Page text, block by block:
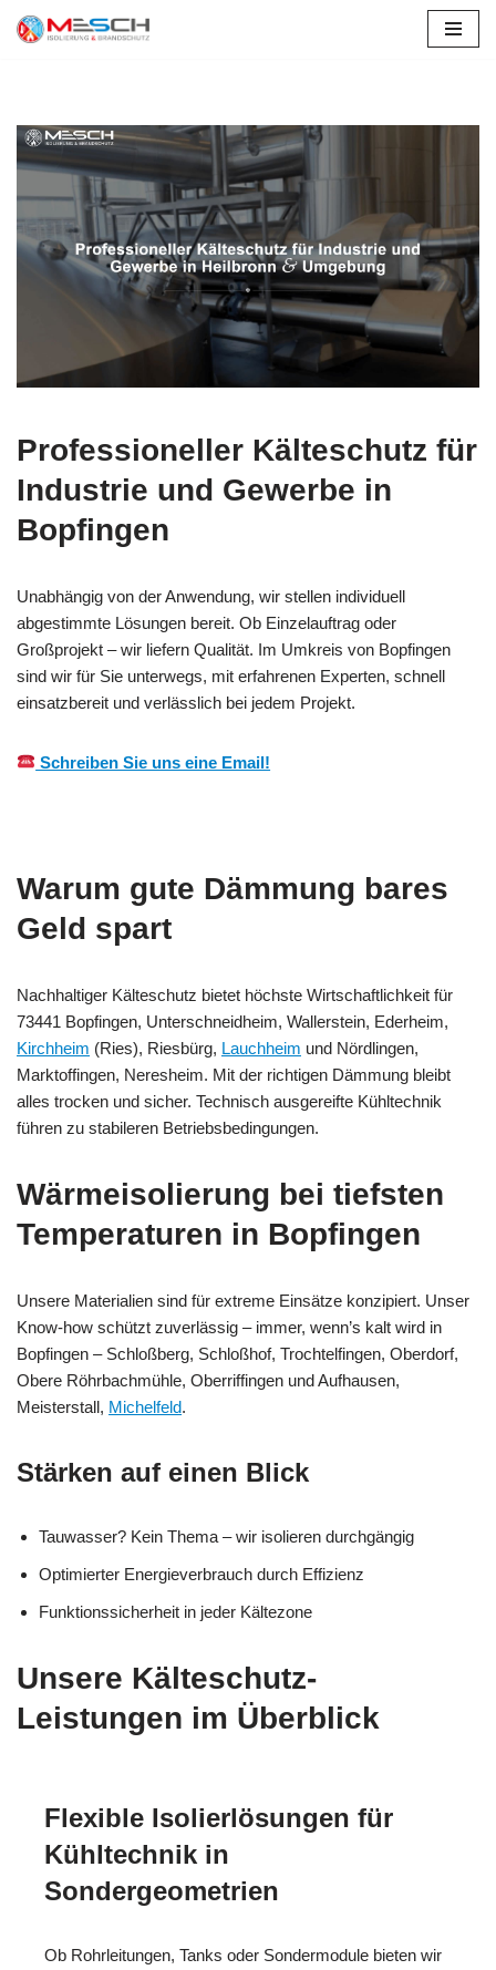
Professioneller Kälteschutz für
Industrie und Gewerbe in
Bopfingen
Unabhängig von der Anwendung, wir stellen individuell
abgestimmte Lösungen bereit. Ob Einzelauftrag oder
Großprojekt – wir liefern Qualität. Im Umkreis von Bopfingen
sind wir für Sie unterwegs, mit erfahrenen Experten, schnell
einsatzbereit und verlässlich bei jedem Projekt.
Schreiben Sie uns eine Email!
Warum gute Dämmung bares
Geld spart
Nachhaltiger Kälteschutz bietet höchste Wirtschaftlichkeit für
73441 Bopfingen, Unterschneidheim, Wallerstein, Ederheim,
Kirchheim (Ries), Riesbürg, Lauchheim und Nördlingen,
Marktoffingen, Neresheim. Mit der richtigen Dämmung bleibt
alles trocken und sicher. Technisch ausgereifte Kühltechnik
führen zu stabileren Betriebsbedingungen.
Wärmeisolierung bei tiefsten
Temperaturen in Bopfingen
Unsere Materialien sind für extreme Einsätze konzipiert. Unser
Know-how schützt zuverlässig – immer, wenn’s kalt wird in
Bopfingen – Schloßberg, Schloßhof, Trochtelfingen, Oberdorf,
Obere Röhrbachmühle, Oberriffingen und Aufhausen,
Meisterstall, Michelfeld.
Stärken auf einen Blick
Tauwasser? Kein Thema – wir isolieren durchgängig
Optimierter Energieverbrauch durch Effizienz
Funktionssicherheit in jeder Kältezone
Unsere Kälteschutz-
Leistungen im Überblick
Flexible Isolierlösungen für
Kühltechnik in
Sondergeometrien
Ob Rohrleitungen, Tanks oder Sondermodule bieten wir